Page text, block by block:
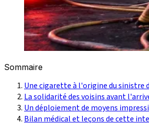
Sommaire
Une cigarette à l'origine du sinistre
La solidarité des voisins avant
Un déploiement de moyens
Bilan médical et leçons de cette